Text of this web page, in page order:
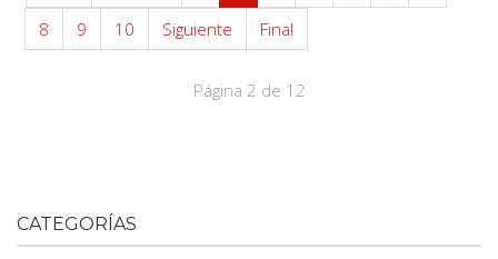
8
9 10 Siguiente Final
Página 2 de 12
CATEGORÍAS